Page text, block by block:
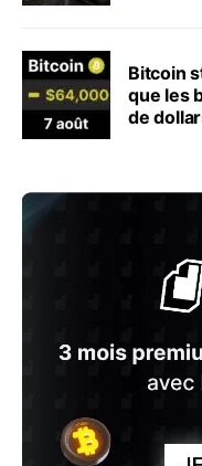
Bitcoin
que les
de